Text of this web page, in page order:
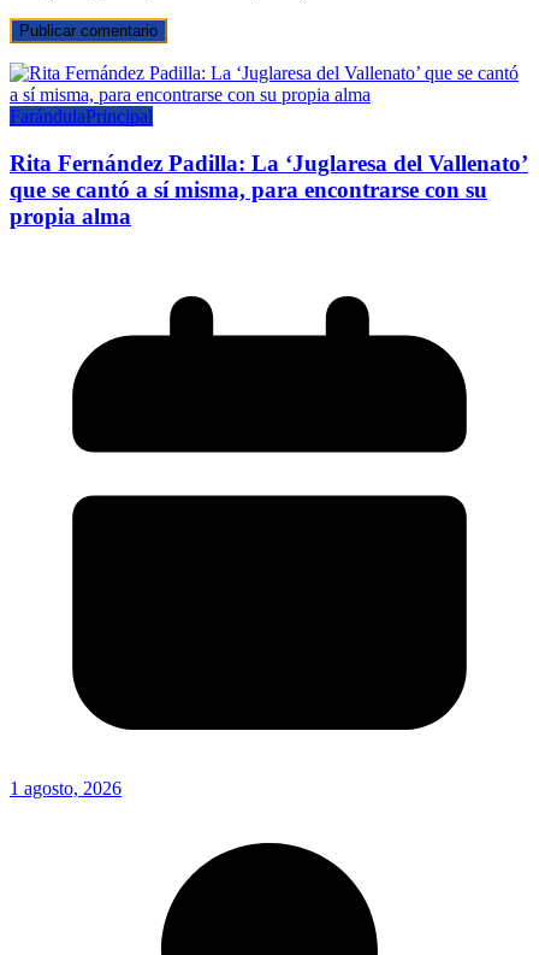
FarándulaPrincipal
Rita Fernández Padilla: La ‘Juglaresa del Vallenato’
que se cantó a sí misma, para encontrarse con su
propia alma
1 agosto, 2026